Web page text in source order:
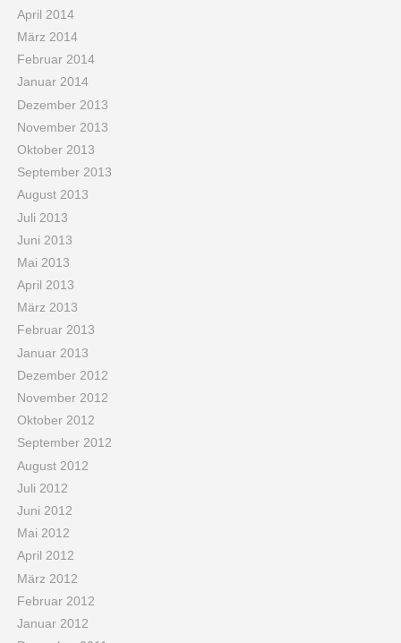
April 2014
März 2014
Februar 2014
Januar 2014
Dezember 2013
November 2013
Oktober 2013
September 2013
August 2013
Juli 2013
Juni 2013
Mai 2013
April 2013
März 2013
Februar 2013
Januar 2013
Dezember 2012
November 2012
Oktober 2012
September 2012
August 2012
Juli 2012
Juni 2012
Mai 2012
April 2012
März 2012
Februar 2012
Januar 2012